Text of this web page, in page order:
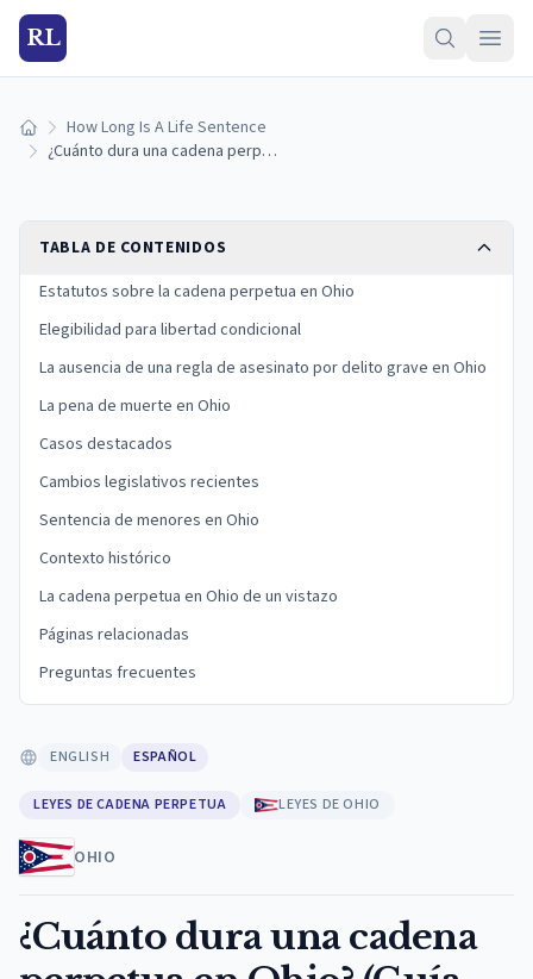
RL
Inicio How Long Is A Life Sentence
¿Cuánto dura una cadena perpetua en Ohio? (Guía 2026)
TABLA DE CONTENIDOS
Estatutos sobre la cadena perpetua en Ohio
Elegibilidad para libertad condicional
La ausencia de una regla de asesinato por delito grave en Ohio
La pena de muerte en Ohio
Casos destacados
Cambios legislativos recientes
Sentencia de menores en Ohio
Contexto histórico
La cadena perpetua en Ohio de un vistazo
Páginas relacionadas
Preguntas frecuentes
ENGLISH ESPAÑOL
LEYES DE CADENA PERPETUA LEYES DE OHIO
OHIO
¿Cuánto dura una cadena